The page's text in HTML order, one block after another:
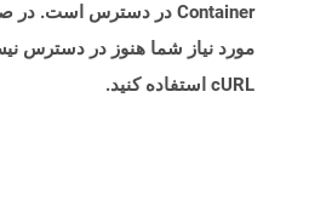
مورد نیاز شما هنوز در دسترس
cURL استفاده کنید.